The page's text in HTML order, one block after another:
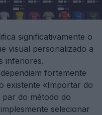
significativamente o
visual personalizado a
inferiores.
fortemente
existente «Importar do
do método do
selecionar